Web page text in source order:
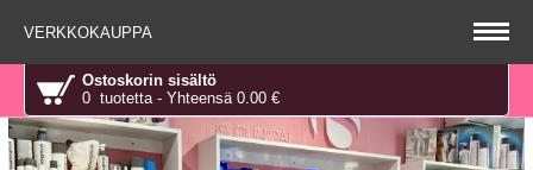
VERKKOKAUPPA
Ostoskorin sisältö
0 tuotetta - Yhteensä 0.00 €